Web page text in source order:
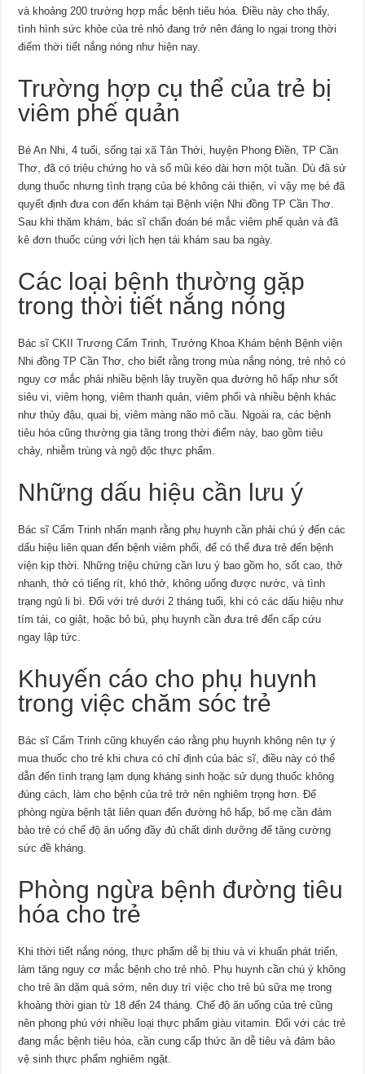
và khoảng 200 trường hợp mắc bệnh tiêu hóa. Điều này cho thấy,
tình hình sức khỏe của trẻ nhỏ đang trở nên đáng lo ngại trong thời
điểm thời tiết nắng nóng như hiện nay.
Trường hợp cụ thể của trẻ bị
viêm phế quản
Bé An Nhi, 4 tuổi, sống tại xã Tân Thới, huyện Phong Điền, TP Cần
Thơ, đã có triệu chứng ho và sổ mũi kéo dài hơn một tuần. Dù đã sử
dụng thuốc nhưng tình trạng của bé không cải thiện, vì vậy mẹ bé đã
quyết định đưa con đến khám tại Bệnh viện Nhi đồng TP Cần Thơ.
Sau khi thăm khám, bác sĩ chẩn đoán bé mắc viêm phế quản và đã
kê đơn thuốc cùng với lịch hẹn tái khám sau ba ngày.
Các loại bệnh thường gặp
trong thời tiết nắng nóng
Bác sĩ CKII Trương Cẩm Trinh, Trưởng Khoa Khám bệnh Bệnh viện
Nhi đồng TP Cần Thơ, cho biết rằng trong mùa nắng nóng, trẻ nhỏ có
nguy cơ mắc phải nhiều bệnh lây truyền qua đường hô hấp như sốt
siêu vi, viêm họng, viêm thanh quản, viêm phổi và nhiều bệnh khác
như thủy đậu, quai bị, viêm màng não mô cầu. Ngoài ra, các bệnh
tiêu hóa cũng thường gia tăng trong thời điểm này, bao gồm tiêu
chảy, nhiễm trùng và ngộ độc thực phẩm.
Những dấu hiệu cần lưu ý
Bác sĩ Cẩm Trinh nhấn mạnh rằng phụ huynh cần phải chú ý đến các
dấu hiệu liên quan đến bệnh viêm phổi, để có thể đưa trẻ đến bệnh
viện kịp thời. Những triệu chứng cần lưu ý bao gồm ho, sốt cao, thở
nhanh, thở có tiếng rít, khó thở, không uống được nước, và tình
trạng ngủ li bì. Đối với trẻ dưới 2 tháng tuổi, khi có các dấu hiệu như
tím tái, co giật, hoặc bỏ bú, phụ huynh cần đưa trẻ đến cấp cứu
ngay lập tức.
Khuyến cáo cho phụ huynh
trong việc chăm sóc trẻ
Bác sĩ Cẩm Trinh cũng khuyến cáo rằng phụ huynh không nên tự ý
mua thuốc cho trẻ khi chưa có chỉ định của bác sĩ, điều này có thể
dẫn đến tình trạng lạm dụng kháng sinh hoặc sử dụng thuốc không
đúng cách, làm cho bệnh của trẻ trở nên nghiêm trọng hơn. Để
phòng ngừa bệnh tật liên quan đến đường hô hấp, bố mẹ cần đảm
bảo trẻ có chế độ ăn uống đầy đủ chất dinh dưỡng để tăng cường
sức đề kháng.
Phòng ngừa bệnh đường tiêu
hóa cho trẻ
Khi thời tiết nắng nóng, thực phẩm dễ bị thiu và vi khuẩn phát triển,
làm tăng nguy cơ mắc bệnh cho trẻ nhỏ. Phụ huynh cần chú ý không
cho trẻ ăn dặm quá sớm, nên duy trì việc cho trẻ bú sữa mẹ trong
khoảng thời gian từ 18 đến 24 tháng. Chế độ ăn uống của trẻ cũng
nên phong phú với nhiều loại thực phẩm giàu vitamin. Đối với các trẻ
đang mắc bệnh tiêu hóa, cần cung cấp thức ăn dễ tiêu và đảm bảo
vệ sinh thực phẩm nghiêm ngặt.